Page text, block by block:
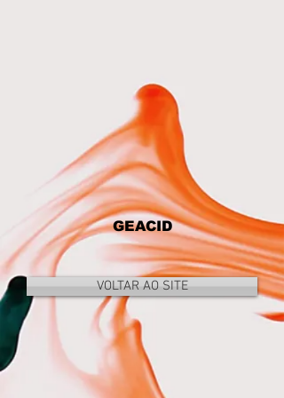
GEACID
VOLTAR AO SITE